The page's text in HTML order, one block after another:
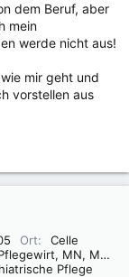
dem Beruf, aber
mein
werde nicht aus!
mir geht und
vorstellen aus
Ort
Celle
Fachpfleger Psychiatrie, Dipl. Pflegewirt, MN, MSc
Pflege